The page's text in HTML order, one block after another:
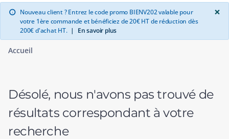
info Nouveau client ? Entrez le code promo BIENV202 valable pour
votre 1ère commande et bénéficiez de 20€ HT de réduction dès
200€ d'achat HT. | En savoir plus
×
Accueil
Désolé, nous n'avons pas trouvé de
résultats correspondant à votre
recherche